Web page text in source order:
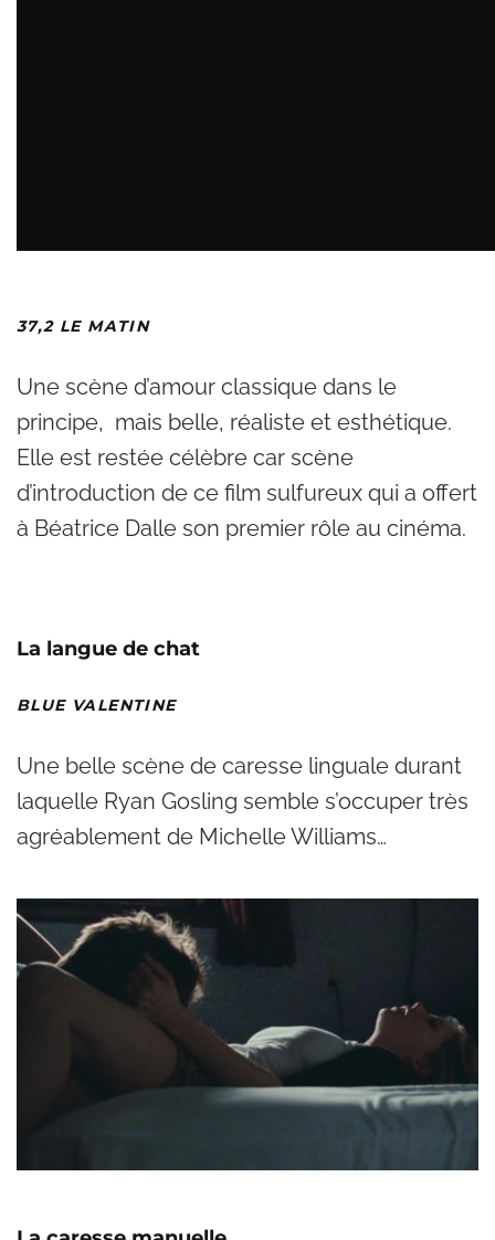
37,2 LE MATIN
Une scène d’amour classique dans le
principe, mais belle, réaliste et esthétique.
Elle est restée célèbre car scène
d’introduction de ce film sulfureux qui a offert
à Béatrice Dalle son premier rôle au cinéma.
La langue de chat
BLUE VALENTINE
Une belle scène de caresse linguale durant
laquelle Ryan Gosling semble s’occuper très
agréablement de Michelle Williams…